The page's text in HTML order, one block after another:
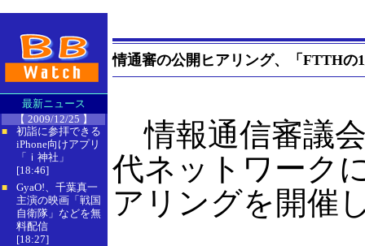
最新ニュース
【 2009/12/25 】
■
初詣に参拝できる
iPhone向けアプリ
「ｉ神社」
[18:46]
■
GyaO!、千葉真一
主演の映画「戦国
自衛隊」などを無
料配信
[18:27]
情通審の公開ヒアリング、「FTTHの
情報通信審議
代ネットワーク
アリングを開催